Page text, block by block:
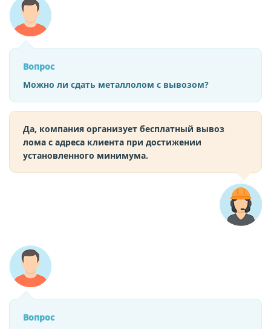
Вопрос
Можно ли сдать металлолом с вывозом?
Да, компания организует бесплатный вывоз
лома с адреса клиента при достижении
установленного минимума.
Вопрос